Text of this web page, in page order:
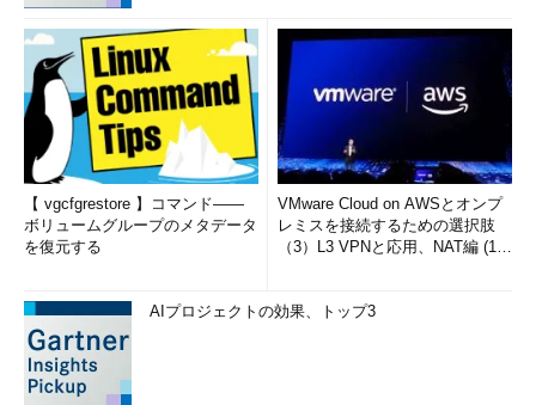
【 vgcfgrestore 】コマンド――
ボリュームグループのメタデータ
を復元する
VMware Cloud on AWSとオンプ
レミスを接続するための選択肢
（3）L3 VPNと応用、NAT編 (1/
AIプロジェクトの効果、トップ3